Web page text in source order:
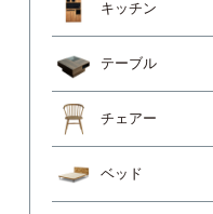
キッチン
テーブル
チェアー
ベッド